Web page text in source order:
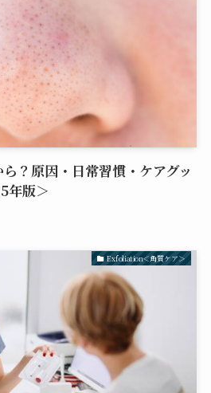
？原因・日常習慣・ケアグッ
年版＞
Exfoliation＜角質ケア＞